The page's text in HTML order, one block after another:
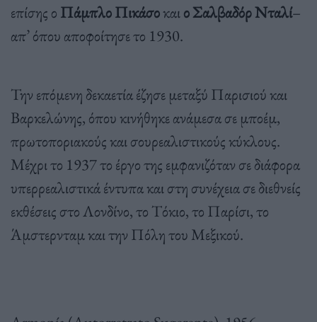
επίσης ο Πάμπλο Πικάσοκαιο Σαλβαδόρ Νταλί–
απ’ όπου αποφοίτησε το 1930.
Την επόμενη δεκαετία έζησε μεταξύ Παρισιού και
Βαρκελώνης, όπου κινήθηκε ανάμεσα σε μποέμ,
πρωτοποριακούς και σουρεαλιστικούς κύκλους.
Μέχρι το 1937 το έργο της εμφανιζόταν σε διάφορα
υπερρεαλιστικά έντυπα και στη συνέχεια σε διεθνείς
εκθέσεις στο Λονδίνο, το Τόκιο, το Παρίσι, το
Άμστερνταμ και την Πόλη του Μεξικού.